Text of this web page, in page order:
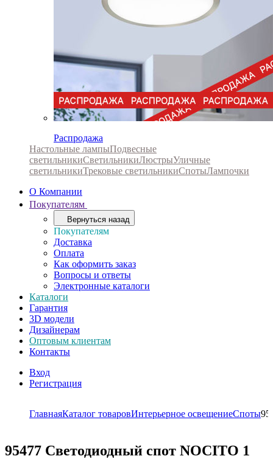
Распродажа
Настольные лампыПодвесные
светильникиСветильникиЛюстрыУличные
светильникиТрековые светильникиСпотыЛампочки
О Компании
Покупателям
Вернуться назад
Покупателям
Доставка
Оплата
Как оформить заказ
Вопросы и ответы
Электронные каталоги
Каталоги
Гарантия
3D модели
Дизайнерам
Оптовым клиентам
Контакты
Вход
Регистрация
ГлавнаяКаталог товаровИнтерьерное освещениеСпоты
95477 Светодиодный спот NOCITO 1